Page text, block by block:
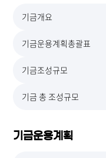
기금개요
기금운용계획총괄표
기금조성규모
기금 총 조성규모
기금운용계획